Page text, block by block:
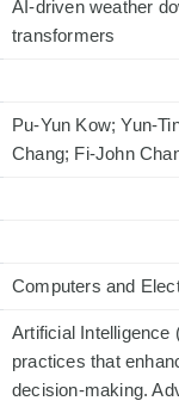
AI-driven weather
transformers
Pu-Yun Kow; Yun-
Chang; Fi-John
Computers and
Artificial Intelligence
practices that
decision-making.